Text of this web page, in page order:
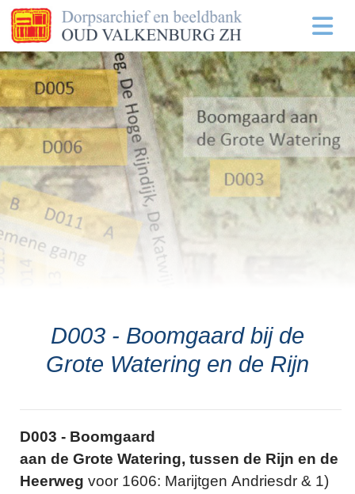
D003 - Boomgaard bij de
Grote Watering en de Rijn
D003 - Boomgaard
aan de Grote Watering, tussen de Rijn en de
Heerweg